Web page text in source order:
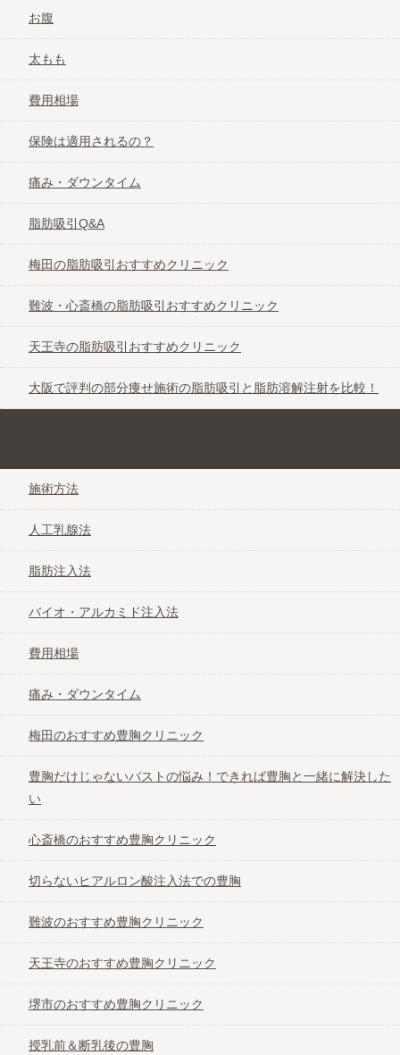
お腹
太もも
費用相場
保険は適用されるの？
痛み・ダウンタイム
脂肪吸引Q&A
梅田の脂肪吸引おすすめクリニック
難波・心斎橋の脂肪吸引おすすめクリニック
天王寺の脂肪吸引おすすめクリニック
大阪で評判の部分痩せ施術の脂肪吸引と脂肪溶解注射を比較！
施術方法
人工乳腺法
脂肪注入法
バイオ・アルカミド注入法
費用相場
痛み・ダウンタイム
梅田のおすすめ豊胸クリニック
豊胸だけじゃないバストの悩み！できれば豊胸と一緒に解決した
い
心斎橋のおすすめ豊胸クリニック
切らないヒアルロン酸注入法での豊胸
難波のおすすめ豊胸クリニック
天王寺のおすすめ豊胸クリニック
堺市のおすすめ豊胸クリニック
授乳前＆断乳後の豊胸